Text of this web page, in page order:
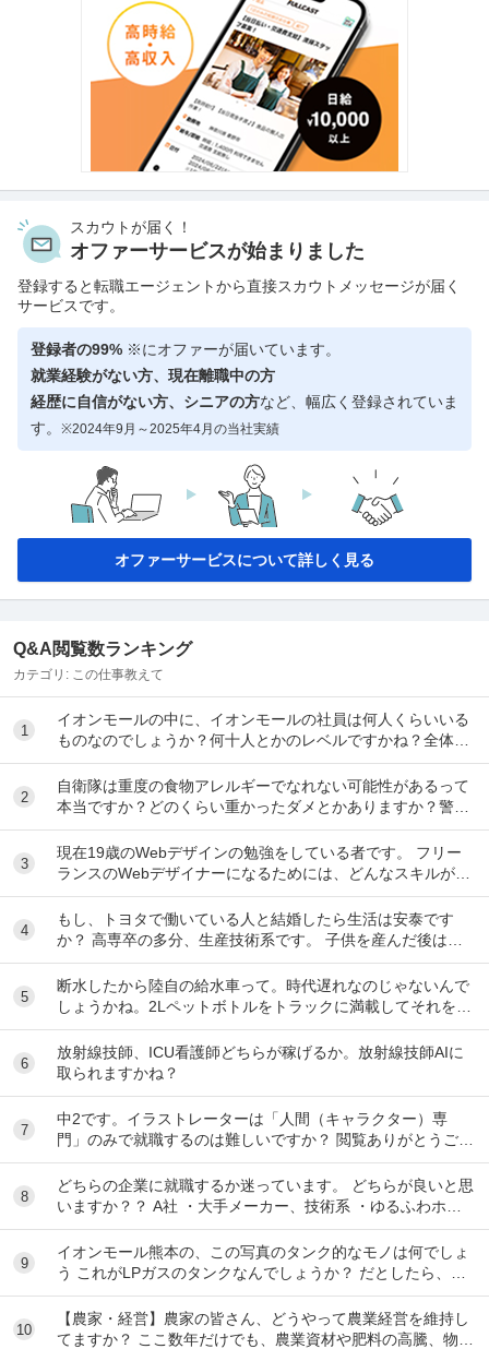
スカウトが届く！
オファーサービスが始まりました
登録すると転職エージェントから直接スカウトメッセージが届く
サービスです。
登録者の99% ※にオファーが届いています。
就業経験がない方、現在離職中の方
経歴に自信がない方、シニアの方など、幅広く登録されていま
す。 ※2024年9月～2025年4月の当社実績
オファーサービスについて詳しく見る
Q&A閲覧数ランキング
カテゴリ: この仕事教えて
1
イオンモールの中に、イオンモールの社員は何人くらいいる
ものなのでしょうか？何十人とかのレベルですかね？全体の
2、3%くらいですかね？ 地震があった時は、屋...
2
自衛隊は重度の食物アレルギーでなれない可能性があるって
本当ですか？どのくらい重かったダメとかありますか？警
察、海保、消防など他の公安職も同じですか？
3
現在19歳のWebデザインの勉強をしている者です。 フリー
ランスのWebデザイナーになるためには、どんなスキルが必
要なのでしょうか？ figmaはもうある...
4
もし、トヨタで働いている人と結婚したら生活は安泰です
か？ 高専卒の多分、生産技術系です。 子供を産んだ後は、
専業主婦かパートで働きたいです。 トヨタの人と...
5
断水したから陸自の給水車って。時代遅れなのじゃないんで
しょうかね。2Lペットボトルをトラックに満載してそれを一
本づつ配ったら炎熱の中で長い行列をしなくてい...
6
放射線技師、ICU看護師どちらが稼げるか。放射線技師AIに
取られますかね？
7
中2です。イラストレーターは「人間（キャラクター）専
門」のみで就職するのは難しいですか？ 閲覧ありがとうござ
います。中学2年生の女子です。最近学校の課題で...
8
どちらの企業に就職するか迷っています。 どちらが良いと思
いますか？？ A社 ・大手メーカー、技術系 ・ゆるふわホワ
イト企業 ・給料は大手の平均的くらい...
9
イオンモール熊本の、この写真のタンク的なモノは何でしょ
う これがLPガスのタンクなんでしょうか？ だとしたら、と
んでもない量ですが。 微妙に隠してるのが、...
10
【農家・経営】農家の皆さん、どうやって農業経営を維持し
てますか？ ここ数年だけでも、農業資材や肥料の高騰、物流